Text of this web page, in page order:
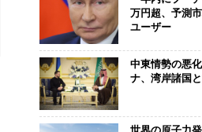
万円超、予測
ユーザー
中東情勢の悪
ナ、湾岸諸国